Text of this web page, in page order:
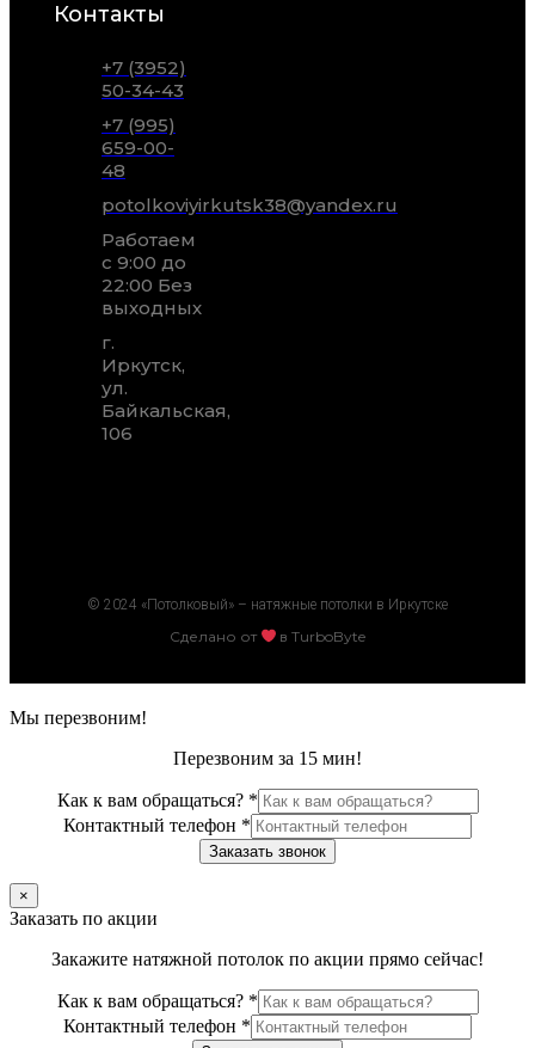
Контакты
+7 (3952)
50-34-43
+7 (995)
659-00-
48
potolkoviyirkutsk38@yandex.ru
Работаем
с 9:00 до
22:00 Без
выходных
г.
Иркутск,
ул.
Байкальская,
106
© 2024 «Потолковый» – натяжные потолки в Иркутске
Сделано от в TurboByte
Мы перезвоним!
Перезвоним за 15 мин!
Как к вам обращаться? *
Контактный телефон *
Заказать звонок
×
Заказать по акции
Закажите натяжной потолок по акции прямо сейчас!
Как к вам обращаться? *
Контактный телефон *